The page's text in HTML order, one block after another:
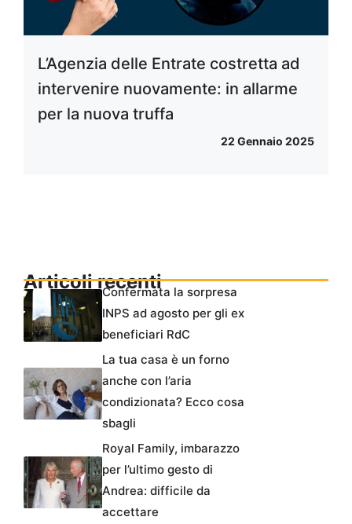
L’Agenzia delle Entrate costretta ad
intervenire nuovamente: in allarme
per la nuova truffa
22 Gennaio 2025
Articoli recentiConfermata la sorpresa
INPS ad agosto per gli ex
beneficiari RdC
La tua casa è un forno
anche con l’aria
condizionata? Ecco cosa
sbagli
Royal Family, imbarazzo
per l’ultimo gesto di
Andrea: difficile da
accettare